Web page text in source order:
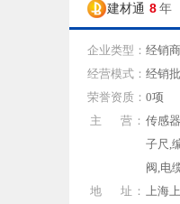
建材通 8 年
企业类型： 经销商
经营模式： 经销
荣誉资质： 0项
主 营： 传感
子尺,
阀,电
地 址： 上海